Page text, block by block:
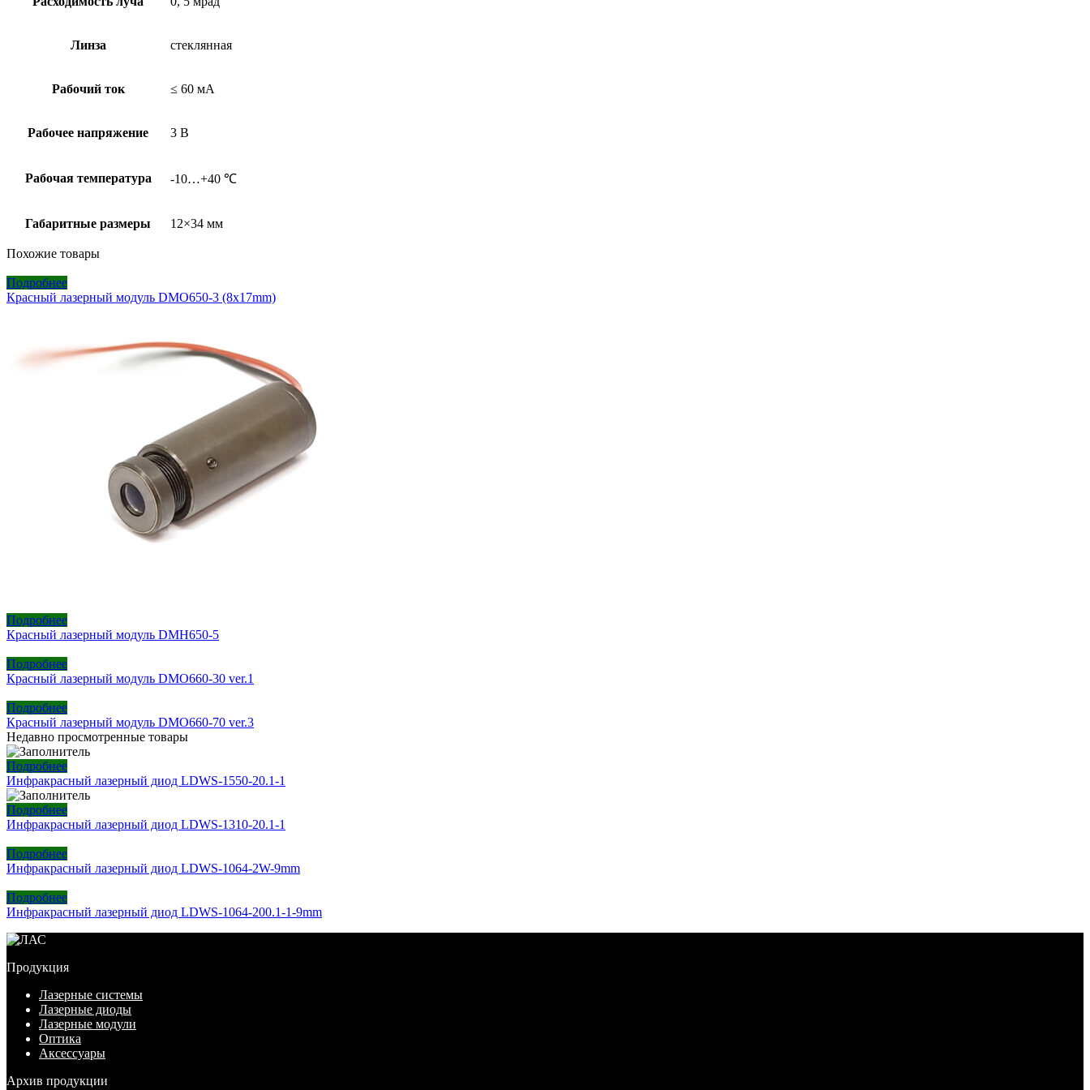
Линза стеклянная
Рабочий ток ≤ 60 мА
Рабочее напряжение 3 В
Рабочая температура -10…+40 ℃
Габаритные размеры 12×34 мм
Похожие товары
Подробнее
Красный лазерный модуль DMO650-3 (8x17mm)
Подробнее
Красный лазерный модуль DMH650-5
Подробнее
Красный лазерный модуль DMO660-30 ver.1
Подробнее
Красный лазерный модуль DMO660-70 ver.3
Недавно просмотренные товары
Подробнее
Инфракрасный лазерный диод LDWS-1550-20.1-1
Подробнее
Инфракрасный лазерный диод LDWS-1310-20.1-1
Подробнее
Инфракрасный лазерный диод LDWS-1064-2W-9mm
Подробнее
Инфракрасный лазерный диод LDWS-1064-200.1-1-9mm
Продукция
Лазерные системы
Лазерные диоды
Лазерные модули
Оптика
Аксессуары
Архив продукции